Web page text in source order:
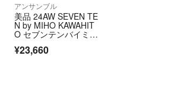
アンサンブル
美品 24AW SEVEN TE
N by MIHO KAWAHIT
O セブンテンバイミホ
レロ 3way ツイード ア
¥23,660